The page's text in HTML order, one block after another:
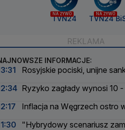
NA ŻYWO
TVN24
NA ŻYWO
TVN24
INFORMACJE:
Rosyjskie pociski, unijne
Ryzyko zagłady wynosi 10
Inflacja na Węgrzech ostro
"Hybrydowy scenariusz